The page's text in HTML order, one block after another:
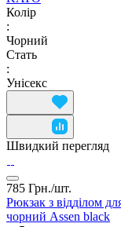
Колір
:
Чорний
Стать
:
Унісекс
Швидкий перегляд
785 Грн./шт.
Рюкзак з відділом
чорний Assen black